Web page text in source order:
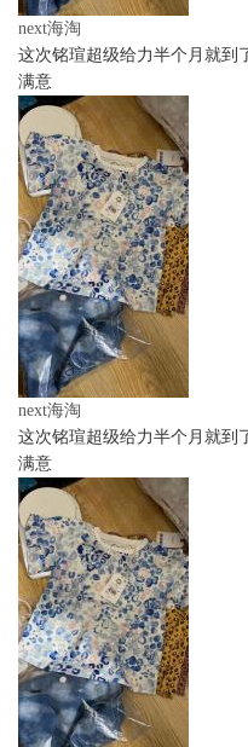
next海淘
这次铭瑄超级给力半个月就到
满意
next海淘
这次铭瑄超级给力半个月就到
满意